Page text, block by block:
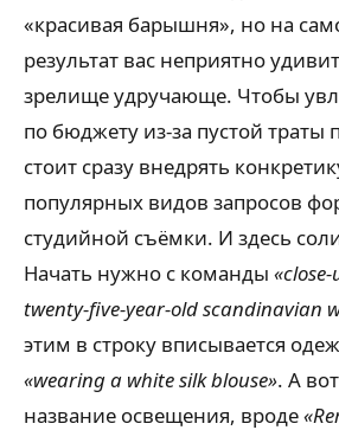
«красивая барышня», но на
результат вас неприятно
зрелище удручающе. Чтобы
по бюджету из-за пустой траты
стоит сразу внедрять
популярных видов запросов
студийной съёмки. И здесь
Начать нужно с команды
twenty-five-year-old scandinavian
этим в строку вписывается
«wearing a white silk blouse». А
название освещения, вроде